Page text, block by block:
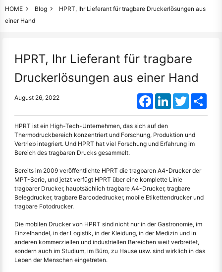
HOME Blog
HPRT, Ihr Lieferant für tragbare Druckerlösungen aus
einer Hand
HPRT, Ihr Lieferant für tragbare
Druckerlösungen aus einer Hand
August 26, 2022 FacebookLinkedInTwitter
HPRT ist ein High-Tech-Unternehmen, das sich auf den
Thermodruckbereich konzentriert und Forschung, Produktion und
Vertrieb integriert. Und HPRT hat viel Forschung und Erfahrung im
Bereich des tragbaren Drucks gesammelt.
Bereits im 2009 veröffentlichte HPRT die tragbaren A4-Drucker der
MPT-Serie, und jetzt verfügt HPRT über eine komplette Linie
tragbarer Drucker, hauptsächlich tragbare A4-Drucker, tragbare
Belegdrucker, tragbare Barcodedrucker, mobile Etikettendrucker und
tragbare Fotodrucker.
Die mobilen Drucker von HPRT sind nicht nur in der Gastronomie, im
Einzelhandel, in der Logistik, in der Kleidung, in der Medizin und in
anderen kommerziellen und industriellen Bereichen weit verbreitet,
sondern auch im Studium, im Büro, zu Hause usw. sind wirklich in das
Leben der Menschen eingetreten.